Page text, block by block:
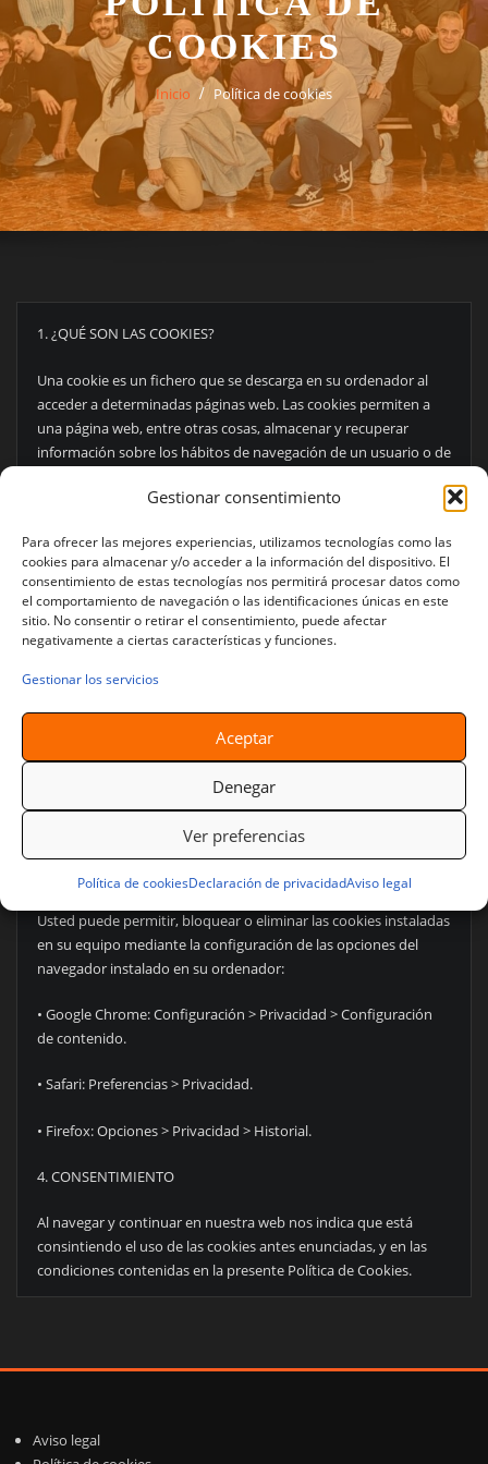
Gestionar consentimiento
Para ofrecer las mejores experiencias, utilizamos tecnologías como las
cookies para almacenar y/o acceder a la información del dispositivo. El
consentimiento de estas tecnologías nos permitirá procesar datos como
el comportamiento de navegación o las identificaciones únicas en este
sitio. No consentir o retirar el consentimiento, puede afectar
negativamente a ciertas características y funciones.
Gestionar los servicios
Aceptar
Denegar
Ver preferencias
Política de cookiesDeclaración de privacidadAviso legal
COOKIES
Inicio Política de cookies
1. ¿QUÉ SON LAS COOKIES?
Una cookie es un fichero que se descarga en su ordenador al
acceder a determinadas páginas web. Las cookies permiten a
una página web, entre otras cosas, almacenar y recuperar
información sobre los hábitos de navegación de un usuario o de
• Cookies técnicas: Son aquellas que permiten al usuario la
navegación a través de la página web y la utilización de las
diferentes opciones o servicios que en ella existan.
por terceros, nos permiten cuantificar el número de usuarios y
realizar la medición y análisis estadístico de la utilización que
hacen los usuarios del servicio ofertado (ej. Google Analytics).
• Cookies de redes sociales: Se utilizan para que los visitantes
puedan interactuar con el contenido de diferentes plataformas
sociales (Facebook, Instagram, etc.).
3. DESACTIVACIÓN O ELIMINACIÓN DE COOKIES
Usted puede permitir, bloquear o eliminar las cookies instaladas
en su equipo mediante la configuración de las opciones del
navegador instalado en su ordenador:
• Google Chrome: Configuración > Privacidad > Configuración
de contenido.
• Safari: Preferencias > Privacidad.
• Firefox: Opciones > Privacidad > Historial.
4. CONSENTIMIENTO
Al navegar y continuar en nuestra web nos indica que está
consintiendo el uso de las cookies antes enunciadas, y en las
condiciones contenidas en la presente Política de Cookies.
Aviso legal